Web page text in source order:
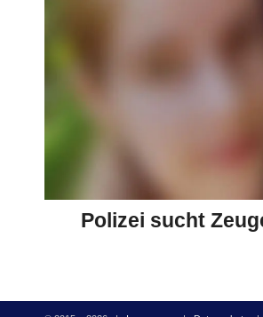
Polizei sucht